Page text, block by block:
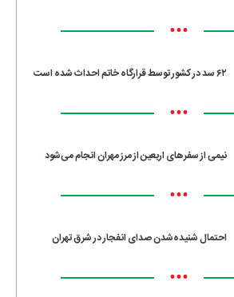
•••
۶۲ سد در کشور توسط قرارگاه خاتم احداث شده است
•••
نیمی از سفرهای اربعین از مرز مهران انجام می‌شود
•••
احتمال شنیده‌شدن صدای انفجار در شرق تهران
•••